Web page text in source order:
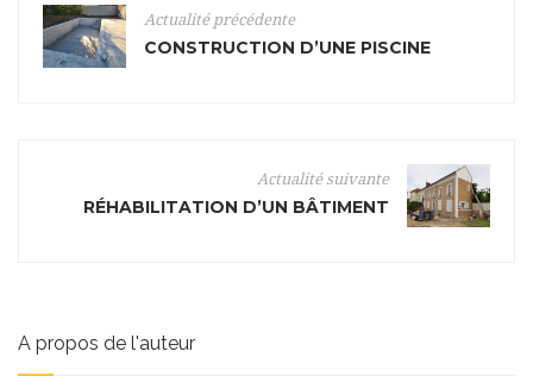
Actualité précédente
CONSTRUCTION D’UNE PISCINE
Actualité suivante
RÉHABILITATION D’UN BÂTIMENT
A propos de l'auteur